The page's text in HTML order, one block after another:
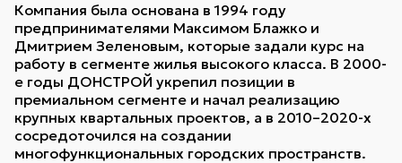
Компания была основана в 1994 году
предпринимателями Максимом Блажко и
Дмитрием Зеленовым, которые задали курс на
работу в сегменте жилья высокого класса. В 2000-
е годы ДОНСТРОЙ укрепил позиции в
премиальном сегменте и начал реализацию
крупных квартальных проектов, а в 2010–2020-х
сосредоточился на создании
многофункциональных городских пространств.